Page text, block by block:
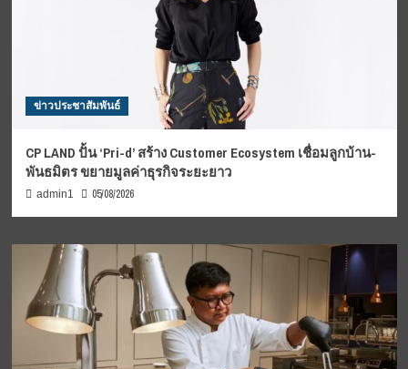
ข่าวประชาสัมพันธ์
CP LAND ปั้น ‘Pri-d’ สร้าง Customer Ecosystem เชื่อมลูกบ้าน-
พันธมิตร ขยายมูลค่าธุรกิจระยะยาว
admin1 05/08/2026